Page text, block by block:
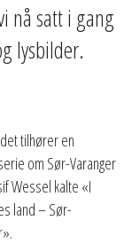
nå satt i gang
lysbilder.
tilhører en
om Sør-Varanger
Wessel kalte «I
land – Sør-